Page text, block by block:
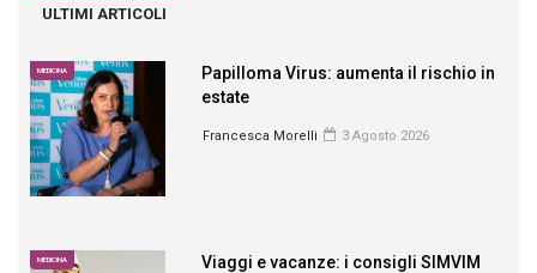
ULTIMI ARTICOLI
MEDICINA
Papilloma Virus: aumenta il rischio in
estate
Francesca Morelli 3 Agosto 2026
MEDICINA
Viaggi e vacanze: i consigli SIMVIM